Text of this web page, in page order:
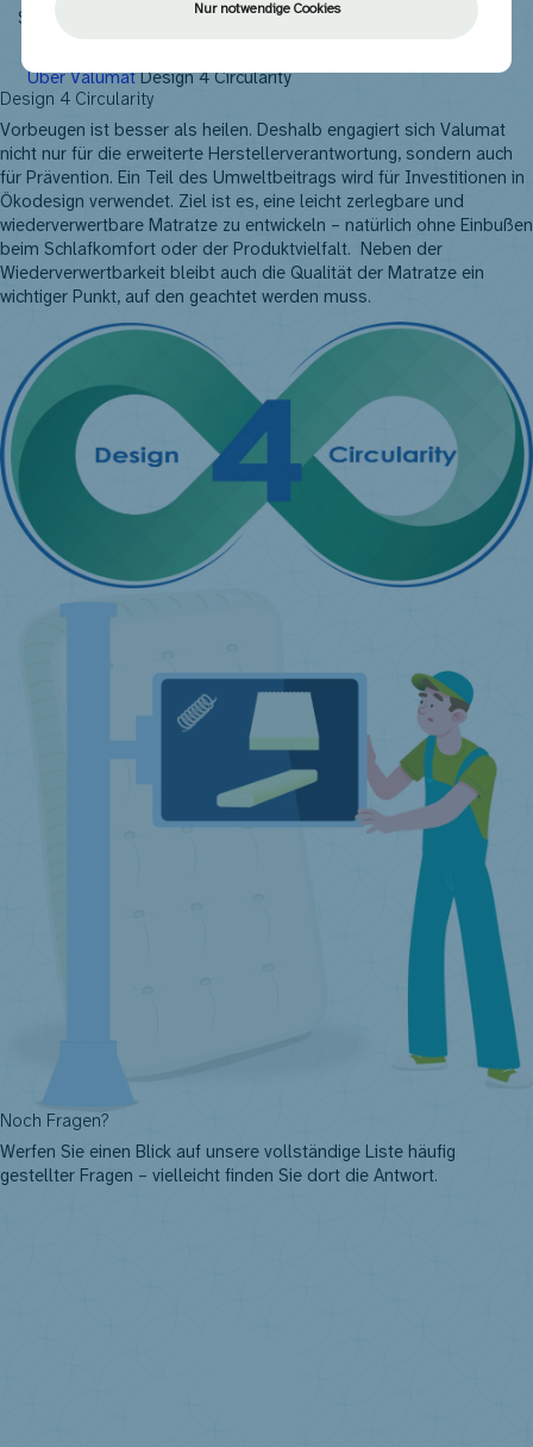
Über Valumat Design 4 Circularity
Design 4 Circularity
Vorbeugen ist besser als heilen. Deshalb engagiert sich Valumat
nicht nur für die erweiterte Herstellerverantwortung, sondern auch
für Prävention. Ein Teil des Umweltbeitrags wird für Investitionen in
Ökodesign verwendet. Ziel ist es, eine leicht zerlegbare und
wiederverwertbare Matratze zu entwickeln – natürlich ohne Einbußen
beim Schlafkomfort oder der Produktvielfalt. Neben der
Wiederverwertbarkeit bleibt auch die Qualität der Matratze ein
wichtiger Punkt, auf den geachtet werden muss.
Noch Fragen?
Werfen Sie einen Blick auf unsere vollständige Liste häufig
gestellter Fragen – vielleicht finden Sie dort die Antwort.
Nur notwendige Cookies